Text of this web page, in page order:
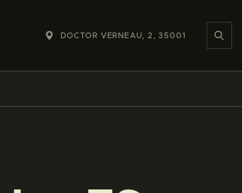
DOCTOR VERNEAU, 2, 35001